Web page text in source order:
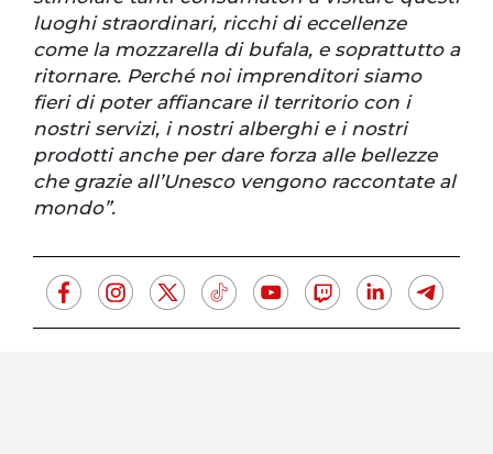
luoghi straordinari, ricchi di eccellenze
come la mozzarella di bufala, e soprattutto a
ritornare. Perché noi imprenditori siamo
fieri di poter affiancare il territorio con i
nostri servizi, i nostri alberghi e i nostri
prodotti anche per dare forza alle bellezze
che grazie all’Unesco vengono raccontate al
mondo”.